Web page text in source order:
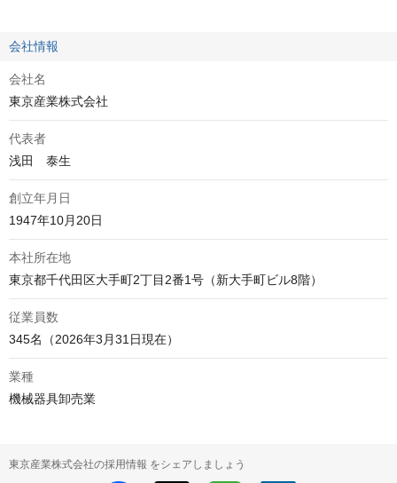
会社情報
会社名
東京産業株式会社
代表者
浅田　泰生
創立年月日
1947年10月20日
本社所在地
東京都千代田区大手町2丁目2番1号（新大手町ビル8階）
従業員数
345名（2026年3月31日現在）
業種
機械器具卸売業
東京産業株式会社の採用情報 をシェアしましょう